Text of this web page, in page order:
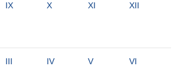
IX X XI XII
III IV V VI